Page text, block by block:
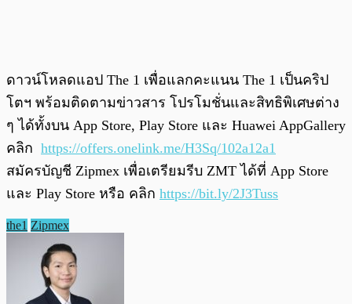
ดาวน์โหลดแอป The 1 เพื่อแลกคะแนน The 1 เป็นคริป
โตฯ พร้อมติดตามข่าวสาร โปรโมชั่นและสิทธิพิเศษต่าง
ๆ ได้ทั้งบน App Store, Play Store และ Huawei AppGallery
คลิก https://offers.onelink.me/H3Sq/102a12a1
สมัครบัญชี Zipmex เพื่อเตรียมรีบ ZMT ได้ที่ App Store
และ Play Store หรือ คลิก https://bit.ly/2J3Tuss
the1 Zipmex